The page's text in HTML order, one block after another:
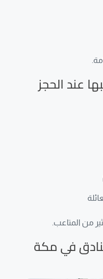
عند الحجز
من المتاعب.
في مكة